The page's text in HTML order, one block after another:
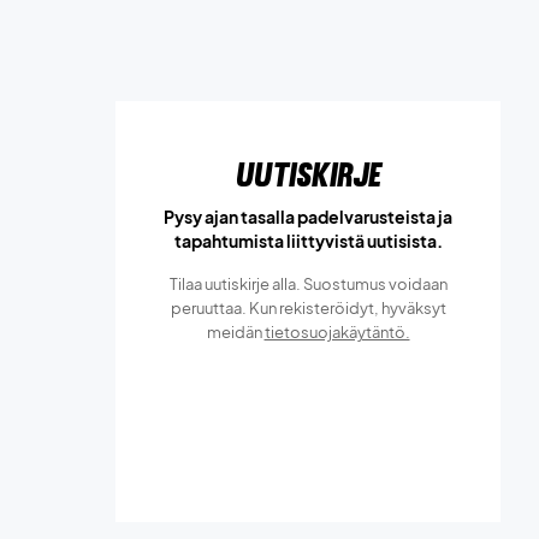
Uutiskirje
Pysy ajan tasalla padelvarusteista ja
tapahtumista liittyvistä uutisista.
Tilaa uutiskirje alla. Suostumus voidaan
peruuttaa. Kun rekisteröidyt, hyväksyt
meidäntietosuojakäytäntö.